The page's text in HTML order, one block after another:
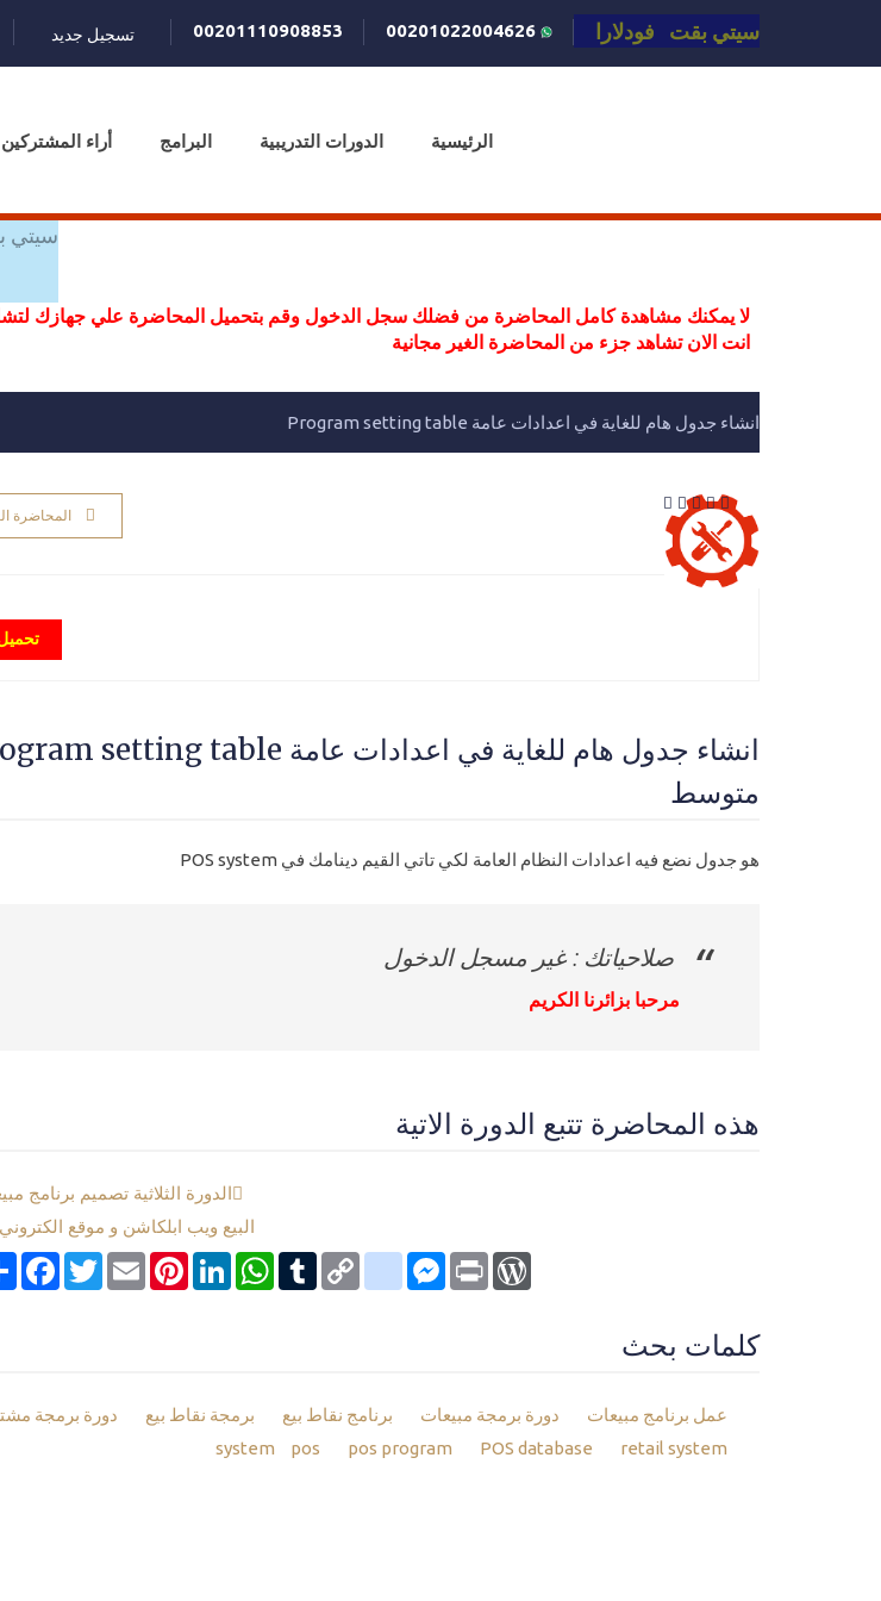
سيتي بقت فودلارا 00201110908853 تسجيل جديد
الرئيسية الدورات التدريبية البرامج أراء المشتركين
سيتي
لا يمكنك مشاهدة كامل المحاضرة من فضلك سجل الدخول وقم بتحميل المحاضرة علي جهازك
انت الان تشاهد جزء من المحاضرة الغير مجانية
انشاء جدول هام للغاية في اعدادات عامة Program setting table
المحاضرة
متوسط
هو جدول نضع فيه اعدادات النظام العامة لكي تاتي القيم دينامك في POS system
صلاحياتك : غير مسجل الدخول
مرحبا بزائرنا الكريم
هذه المحاضرة تتبع الدورة الاتية
الدورة الثلاثية تصميم
البيع ويب ابلكاشن و موقع الكتروني
TwitterEmail
PinterestLinkedIn
WhatsAppTumblr Copy
Link
google_bookmarksMessenger Print
WordPress
كلمات بحث
عمل برنامج مبيعات دورة برمجة مبيعات برنامج نقاط بيع برمجة نقاط بيع دورة برمجة
system
pos pos program POS database retail system